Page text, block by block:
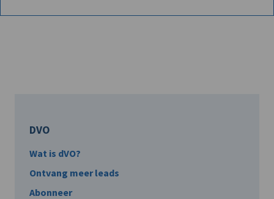
DVO
Wat is dVO?
Ontvang meer leads
Abonneer